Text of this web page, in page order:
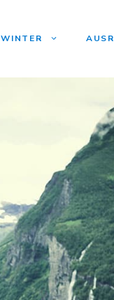
WINTER